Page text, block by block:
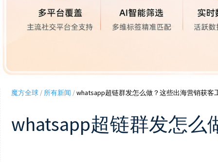
魔方全球/ 所有新闻 /whatsapp超链群发怎么做？这些出海营销获客
whatsapp超链群发怎